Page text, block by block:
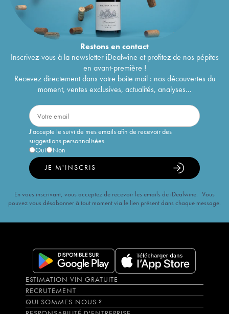
Restons encontact
Inscrivez-vous à la newsletter iDealwine et profitez de nos pépites
en avant-première !
Recevez directement dans votre boîte mail : nos découvertes du
moment, ventes exclusives, actualités, analyses...
J'accepte le suivi de mes emails afin de recevoir des
suggestions personnalisées
Oui
Non
JE M'INSCRIS
En vous inscrivant, vous acceptez de recevoir les emails de iDealwine. Vous
pouvez vous désabonner à tout moment via le lien présent dans chaque message.
ESTIMATION VIN GRATUITE
RECRUTEMENT
QUI SOMMES-NOUS ?